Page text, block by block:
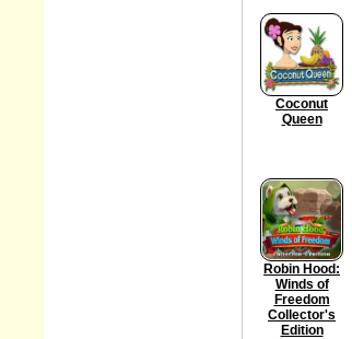
Coconut
Queen
Robin Hood:
Winds of
Freedom
Collector's
Edition